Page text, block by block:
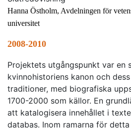
Hanna Östholm, Avdelningen för
universitet
2008-2010
Projektets utgångspunkt var en
kvinnohistoriens kanon och
traditioner, med biografiska
1700-2000 som källor. En
att katalogisera innehållet i
databas. Inom ramarna för